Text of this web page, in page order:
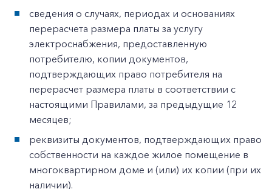
сведения о случаях, периодах и основаниях
перерасчета размера платы за услугу
электроснабжения, предоставленную
потребителю, копии документов,
подтверждающих право потребителя на
перерасчет размера платы в соответствии с
настоящими Правилами, за предыдущие 12
месяцев;
реквизиты документов, подтверждающих право
собственности на каждое жилое помещение в
многоквартирном доме и (или) их копии (при их
наличии).